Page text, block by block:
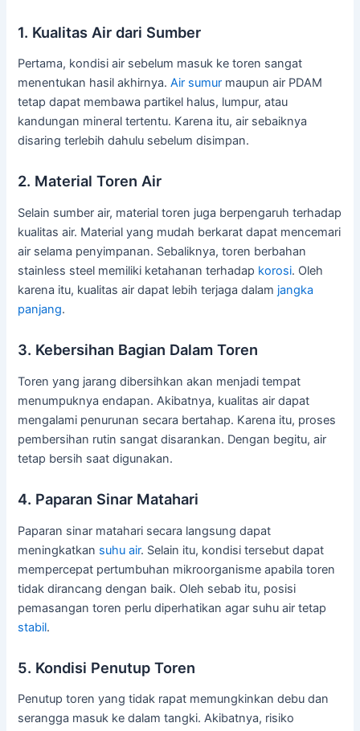
1. Kualitas Air dari Sumber
Pertama, kondisi air sebelum masuk ke toren sangat
menentukan hasil akhirnya.Air sumur maupun air PDAM
tetap dapat membawa partikel halus, lumpur, atau
kandungan mineral tertentu. Karena itu, air sebaiknya
disaring terlebih dahulu sebelum disimpan.
2. Material Toren Air
Selain sumber air, material toren juga berpengaruh terhadap
kualitas air. Material yang mudah berkarat dapat mencemari
air selama penyimpanan. Sebaliknya, toren berbahan
stainless steel memiliki ketahanan terhadap korosi. Oleh
karena itu, kualitas air dapat lebih terjaga dalam jangka
panjang.
3. Kebersihan Bagian Dalam Toren
Toren yang jarang dibersihkan akan menjadi tempat
menumpuknya endapan. Akibatnya, kualitas air dapat
mengalami penurunan secara bertahap. Karena itu, proses
pembersihan rutin sangat disarankan. Dengan begitu, air
tetap bersih saat digunakan.
4. Paparan Sinar Matahari
Paparan sinar matahari secara langsung dapat
meningkatkan suhu air. Selain itu, kondisi tersebut dapat
mempercepat pertumbuhan mikroorganisme apabila toren
tidak dirancang dengan baik. Oleh sebab itu, posisi
pemasangan toren perlu diperhatikan agar suhu air tetap
stabil.
5. Kondisi Penutup Toren
Penutup toren yang tidak rapat memungkinkan debu dan
serangga masuk ke dalam tangki. Akibatnya, risiko